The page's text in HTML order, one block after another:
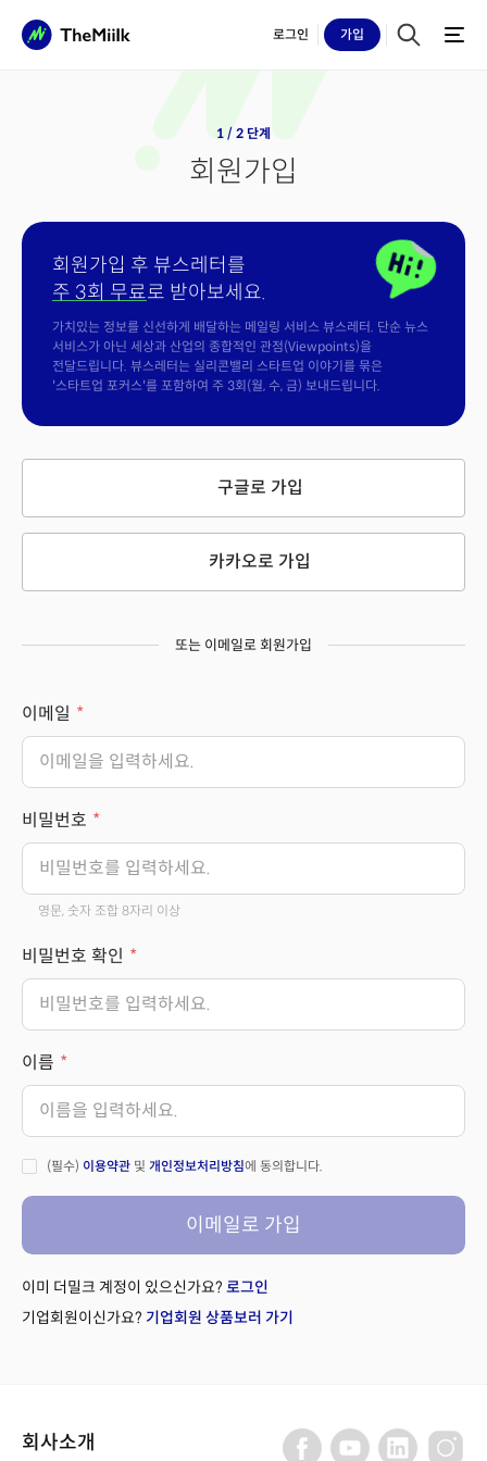
로그인 가입
1 / 2 단계
회원가입
회원가입 후 뷰스레터를
주 3회 무료로 받아보세요.
가치있는 정보를 신선하게 배달하는 메일링 서비스 뷰스레터. 단순 뉴스
서비스가 아닌 세상과 산업의 종합적인 관점(Viewpoints)을
전달드립니다. 뷰스레터는 실리콘밸리 스타트업 이야기를 묶은
'스타트업 포커스'를 포함하여 주 3회(월, 수, 금) 보내드립니다.
구글로 가입
카카오로 가입
또는 이메일로 회원가입
이메일
비밀번호
영문, 숫자 조합 8자리 이상
비밀번호 확인
이름
(필수) 이용약관 및 개인정보처리방침에 동의합니다.
이메일로 가입
이미 더밀크 계정이 있으신가요? 로그인
기업회원이신가요? 기업회원 상품보러 가기
회사소개